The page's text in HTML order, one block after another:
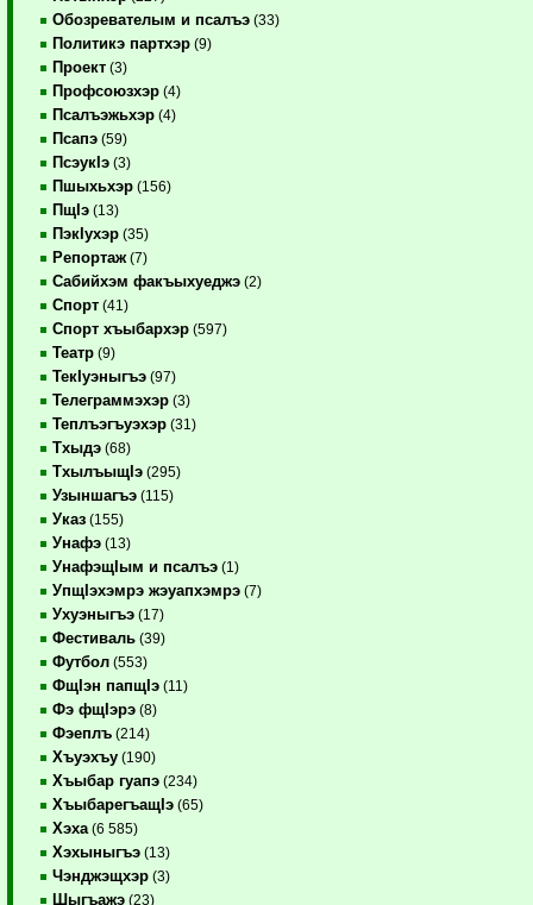
Обозревателым и псалъэ (33)
Политикэ партхэр (9)
Проект (3)
Профсоюзхэр (4)
Псалъэжьхэр (4)
Псапэ (59)
ПсэукIэ (3)
Пшыхьхэр (156)
ПщIэ (13)
ПэкIухэр (35)
Репортаж (7)
Сабийхэм факъыхуеджэ (2)
Спорт (41)
Спорт хъыбархэр (597)
Театр (9)
ТекIуэныгъэ (97)
Телеграммэхэр (3)
Теплъэгъуэхэр (31)
Тхыдэ (68)
ТхылъыщIэ (295)
Узыншагъэ (115)
Указ (155)
Унафэ (13)
УнафэщIым и псалъэ (1)
УпщIэхэмрэ жэуапхэмрэ (7)
Ухуэныгъэ (17)
Фестиваль (39)
Футбол (553)
ФщIэн папщIэ (11)
Фэ фщIэрэ (8)
Фэеплъ (214)
Хъуэхъу (190)
Хъыбар гуапэ (234)
ХъыбарегъащIэ (65)
Хэха (6 585)
Хэхыныгъэ (13)
Чэнджэщхэр (3)
Шыгъажэ (23)